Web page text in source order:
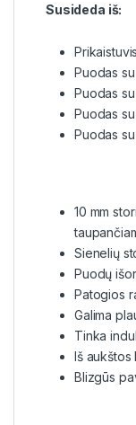
Susideda iš:
Puodas
Puodas
Puodas
Puodas
10 mm
Sienelių
Puodų
Patogios
Galima
Tinka
Iš aukštos
Blizgūs